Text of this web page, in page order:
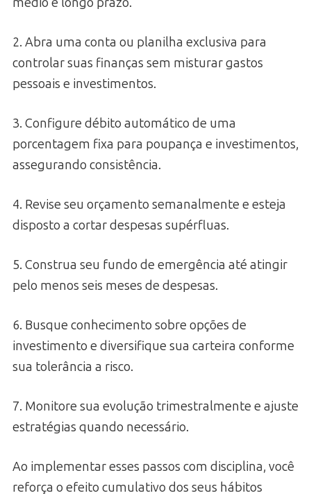
2. Abra uma conta ou planilha exclusiva para
controlar suas finanças sem misturar gastos
pessoais e investimentos.
3. Configure débito automático de uma
porcentagem fixa para poupança e investimentos,
assegurando consistência.
4. Revise seu orçamento semanalmente e esteja
disposto a cortar despesas supérfluas.
5. Construa seu fundo de emergência até atingir
pelo menos seis meses de despesas.
6. Busque conhecimento sobre opções de
investimento e diversifique sua carteira conforme
sua tolerância a risco.
7. Monitore sua evolução trimestralmente e ajuste
estratégias quando necessário.
Ao implementar esses passos com disciplina, você
reforça o efeito cumulativo dos seus hábitos